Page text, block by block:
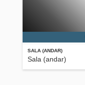
SALA (ANDAR)
Sala (andar)